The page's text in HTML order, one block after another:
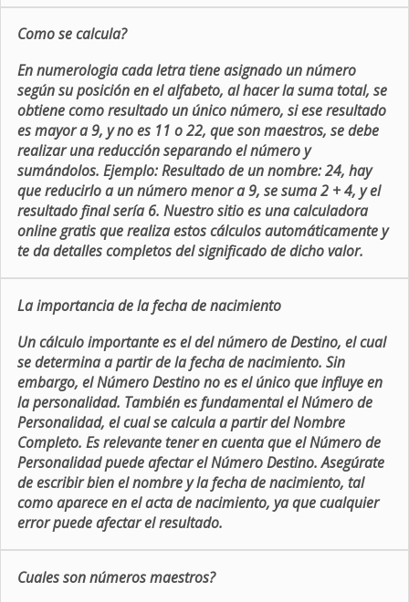
Como se calcula?
En numerologia cada letra tiene asignado un número
según su posición en el alfabeto, al hacer la suma total, se
obtiene como resultado un único número, si ese resultado
es mayor a 9, y no es 11 o 22, que son maestros, se debe
realizar una reducción separando el número y
sumándolos. Ejemplo: Resultado de un nombre: 24, hay
que reducirlo a un número menor a 9, se suma 2 + 4, y el
resultado final sería 6. Nuestro sitio es una calculadora
online gratis que realiza estos cálculos automáticamente y
te da detalles completos del significado de dicho valor.
La importancia de la fecha de nacimiento
Un cálculo importante es el del número de Destino, el cual
se determina a partir de la fecha de nacimiento. Sin
embargo, el Número Destino no es el único que influye en
la personalidad. También es fundamental el Número de
Personalidad, el cual se calcula a partir del Nombre
Completo. Es relevante tener en cuenta que el Número de
Personalidad puede afectar el Número Destino. Asegúrate
de escribir bien el nombre y la fecha de nacimiento, tal
como aparece en el acta de nacimiento, ya que cualquier
error puede afectar el resultado.
Cuales son números maestros?